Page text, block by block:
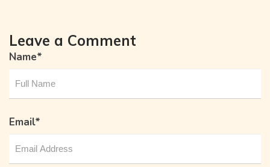
Leave a Comment
Name*
Email*